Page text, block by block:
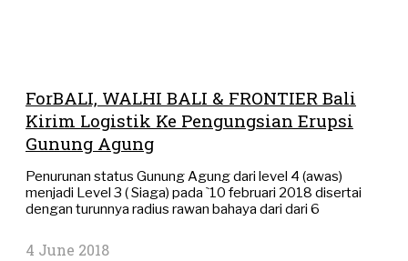
ForBALI, WALHI BALI & FRONTIER Bali
Kirim Logistik Ke Pengungsian Erupsi
Gunung Agung
Penurunan status Gunung Agung dari level 4 (awas)
menjadi Level 3 ( Siaga) pada `10 februari 2018 disertai
dengan turunnya radius rawan bahaya dari dari 6
4 June 2018